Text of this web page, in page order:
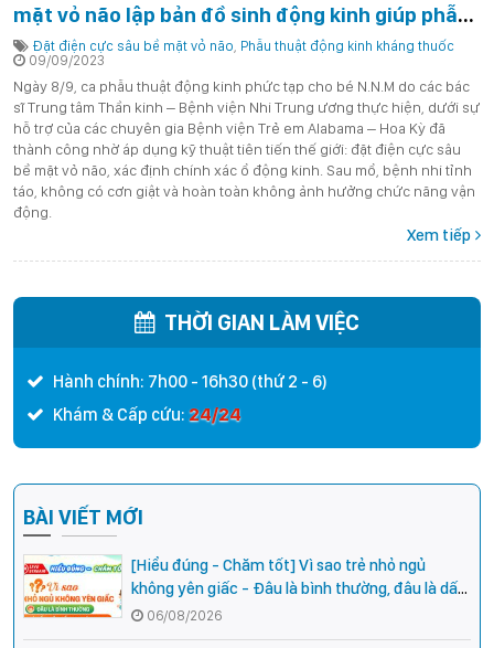
mặt vỏ não lập bản đồ sinh động kinh giúp phẫu
thuật thành công toàn diện cho 2 trẻ động kinh
kháng thuốc
Đặt điện cực sâu bề mặt vỏ não Phẫu thuật động kinh kháng thuốc
09/09/2023
Ngày 8/9, ca phẫu thuật động kinh phức tạp cho bé N.N.M do các bác
sĩ Trung tâm Thần kinh – Bệnh viện Nhi Trung ương thực hiện, dưới sự
hỗ trợ của các chuyên gia Bệnh viện Trẻ em Alabama – Hoa Kỳ đã
thành công nhờ áp dụng kỹ thuật tiên tiến thế giới: đặt điện cực sâu
bề mặt vỏ não, xác định chính xác ổ động kinh. Sau mổ, bệnh nhi tỉnh
táo, không có cơn giật và hoàn toàn không ảnh hưởng chức năng vận
động.
Xem tiếp
THỜI GIAN LÀM VIỆC
Hành chính: 7h00 - 16h30 (thứ 2 - 6)
Khám & Cấp cứu: 24/24
BÀI VIẾT MỚI
[Hiểu đúng - Chăm tốt] Vì sao trẻ nhỏ ngủ
không yên giấc - Đâu là bình thường, đâu là dấu
hiệu cần đi khám ngay?
06/08/2026